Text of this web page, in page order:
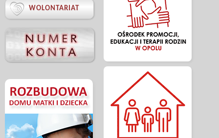
 WOLONTARIAT